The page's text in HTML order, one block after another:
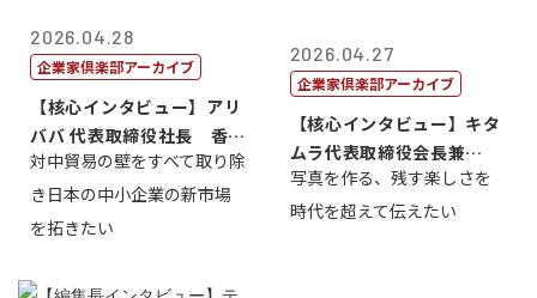
2026.04.28
企業家倶楽部アーカイブ
【核心インタビュー】アリ
ババ 代表取締役社長 香
山 誠
対中貿易の壁をすべて取り除
き日本の中小企業の新市場
を拓きたい
2026.04.27
企業家倶楽部アーカイブ
【核心インタビュー】キタ
ムラ代表取締役会長兼
CEO 北村正志
写真を作る、残す楽しさを
時代を超えて伝えたい